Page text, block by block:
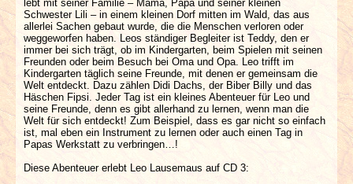
lebt mit seiner Familie – Mama, Papa und seiner kleinen
Schwester Lili – in einem kleinen Dorf mitten im Wald, das aus
allerlei Sachen gebaut wurde, die die Menschen verloren oder
weggeworfen haben. Leos ständiger Begleiter ist Teddy, den er
immer bei sich trägt, ob im Kindergarten, beim Spielen mit seinen
Freunden oder beim Besuch bei Oma und Opa. Leo trifft im
Kindergarten täglich seine Freunde, mit denen er gemeinsam die
Welt entdeckt. Dazu zählen Didi Dachs, der Biber Billy und das
Häschen Fipsi. Jeder Tag ist ein kleines Abenteuer für Leo und
seine Freunde, denn es gibt allerhand zu lernen, wenn man die
Welt für sich entdeckt! Zum Beispiel, dass es gar nicht so einfach
ist, mal eben ein Instrument zu lernen oder auch einen Tag in
Papas Werkstatt zu verbringen…!
Diese Abenteuer erlebt Leo Lausemaus auf CD 3: